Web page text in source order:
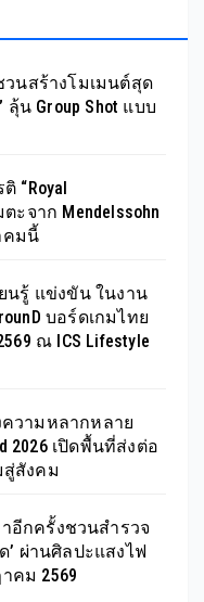
วนสร้างโมเมนต์สุด
ลุ้น Group Shot แบบ
“Royal
ะจาก Mendelssohn
คมนี้
นรู้ แข่งขัน ในงาน
บอร์ดเกมไทย
ณ ICS Lifestyle
ความหลากหลาย
2026 เปิดพื้นที่ส่งต่อ
สู่สังคม
าอีกครั้งชวนสำรวจ
’ ผ่านศิลปะแสงไฟ
าคม 2569